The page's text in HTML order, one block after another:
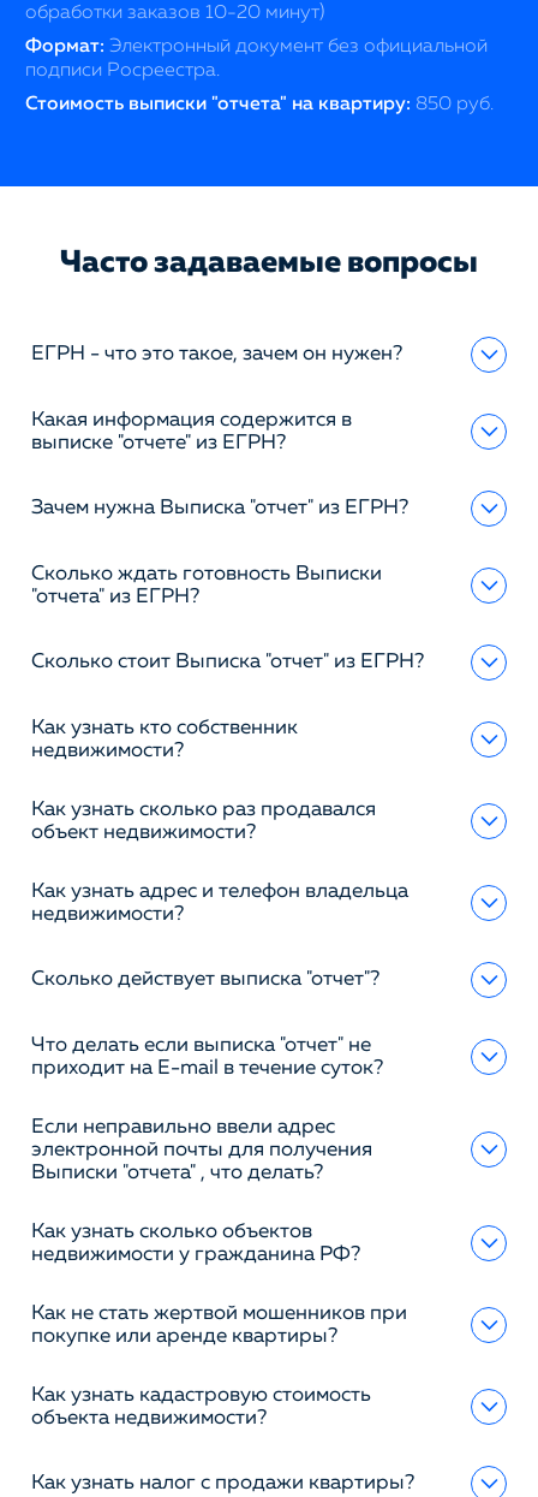
обработки заказов 10-20 минут)
Формат: Электронный документ без официальной
подписи Росреестра.
Стоимость выписки "отчета" на квартиру: 850 руб.
Часто задаваемые вопросы
ЕГРН - что это такое, зачем он нужен?
Какая информация содержится в
выписке "отчете" из ЕГРН?
Зачем нужна Выписка "отчет" из ЕГРН?
Сколько ждать готовность Выписки
"отчета" из ЕГРН?
Сколько стоит Выписка "отчет" из ЕГРН?
Как узнать кто собственник
недвижимости?
Как узнать сколько раз продавался
объект недвижимости?
Как узнать адрес и телефон владельца
недвижимости?
Сколько действует выписка "отчет"?
Что делать если выписка "отчет" не
приходит на E-mail в течение суток?
Если неправильно ввели адрес
электронной почты для получения
Выписки "отчета" , что делать?
Как узнать сколько объектов
недвижимости у гражданина РФ?
Как не стать жертвой мошенников при
покупке или аренде квартиры?
Как узнать кадастровую стоимость
объекта недвижимости?
Как узнать налог с продажи квартиры?